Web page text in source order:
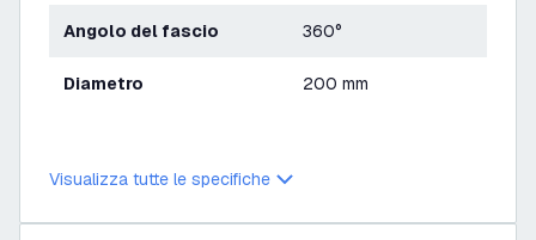
Angolo del fascio 360°
Diametro 200 mm
Visualizza tutte le specifiche